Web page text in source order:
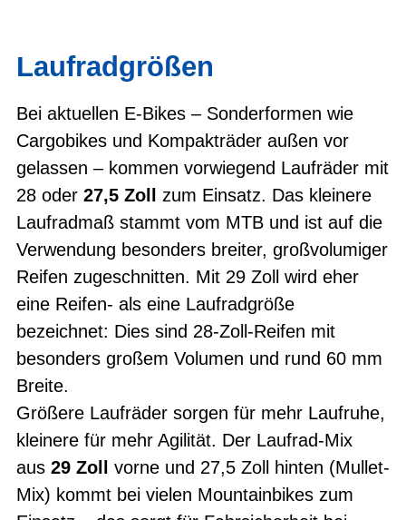
Laufradgrößen
Bei aktuellen E-Bikes – Sonderformen wie
Cargobikes und Kompakträder außen vor
gelassen – kommen vorwiegend Laufräder mit
28 oder 27,5 Zoll
zum Einsatz. Das kleinere
Laufradmaß stammt vom MTB und ist auf die
Verwendung besonders breiter, großvolumiger
Reifen zugeschnitten. Mit 29 Zoll wird eher
eine Reifen- als eine Laufradgröße
bezeichnet: Dies sind 28-Zoll-Reifen mit
besonders großem Volumen und rund 60 mm
Breite.
Größere Laufräder sorgen für mehr Laufruhe,
kleinere für mehr Agilität. Der Laufrad-Mix
aus 29 Zoll
vorne und 27,5 Zoll hinten (Mullet-
Mix) kommt bei vielen Mountainbikes zum